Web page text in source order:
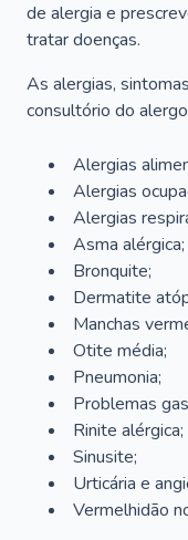
de alergia e
tratar doenças.
As alergias,
consultório do
Alergias
Alergias
Alergias
Asma alérgica;
Bronquite;
Dermatite
Manchas
Otite média;
Pneumonia;
Problemas
Rinite alérgica;
Sinusite;
Urticária e
Vermelhidão